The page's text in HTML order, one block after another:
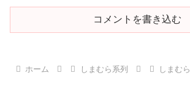
コメントを書き込む
ホーム しまむら系列 しまむら